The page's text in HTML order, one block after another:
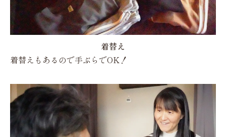
着替え
着替えもあるので手ぶらでOK！